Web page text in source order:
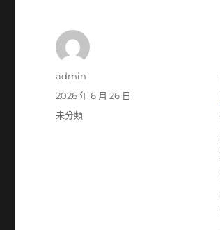
作
admin
發
佈
2026 年 6 月 26 日
分
未分類